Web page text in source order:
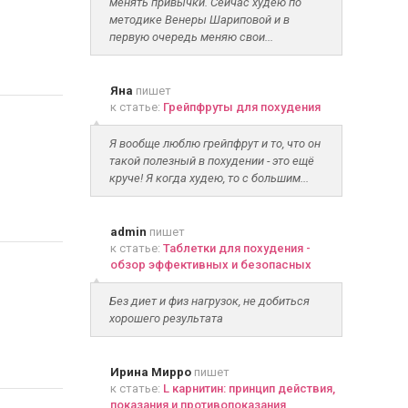
методике Венеры Шариповой и в
первую очередь меняю свои...
Яна пишет
к статье: Грейпфруты для похудения
Я вообще люблю грейпфрут и то, что он
такой полезный в похудении - это ещё
круче! Я когда худею, то с большим...
admin пишет
к статье: Таблетки для похудения -
обзор эффективных и безопасных
Без диет и физ нагрузок, не добиться
хорошего результата
Ирина Мирропишет
к статье: L карнитин: принцип действия,
показания и противопоказания